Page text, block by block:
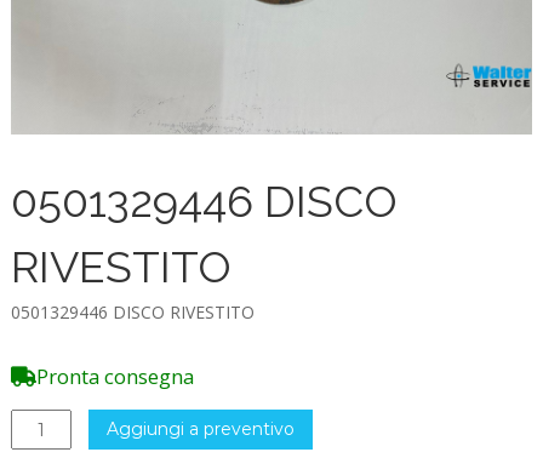
0501329446 DISCO
RIVESTITO
0501329446 DISCO RIVESTITO
Pronta consegna
0501329446
DISCO
Aggiungi a preventivo